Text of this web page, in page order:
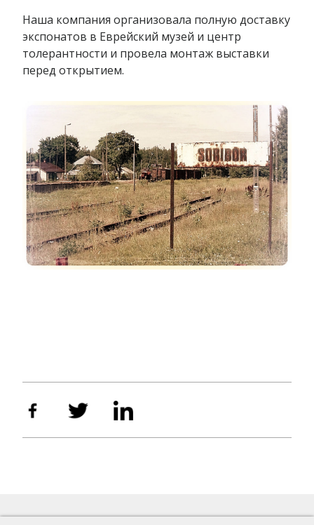
Наша компания организовала полную доставку
экспонатов в Еврейский музей и центр
толерантности и провела монтаж выставки
перед открытием.